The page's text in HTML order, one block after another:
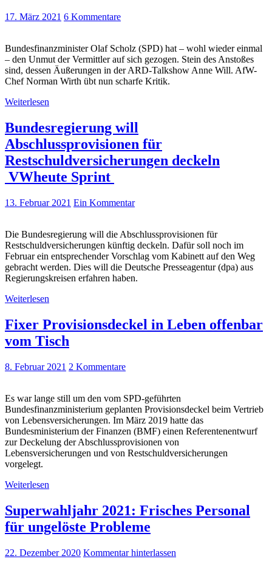
17. März 2021 6 Kommentare
Bundesfinanzminister Olaf Scholz (SPD) hat – wohl wieder einmal
– den Unmut der Vermittler auf sich gezogen. Stein des Anstoßes
sind, dessen Äußerungen in der ARD-Talkshow Anne Will. AfW-
Chef Norman Wirth übt nun scharfe Kritik.
Weiterlesen
Bundesregierung will
Abschlussprovisionen für
Restschuldversicherungen deckeln
VWheute Sprint
13. Februar 2021 Ein Kommentar
Die Bundesregierung will die Abschlussprovisionen für
Restschuldversicherungen künftig deckeln. Dafür soll noch im
Februar ein entsprechender Vorschlag vom Kabinett auf den Weg
gebracht werden. Dies will die Deutsche Presseagentur (dpa) aus
Regierungskreisen erfahren haben.
Weiterlesen
Fixer Provisionsdeckel in Leben offenbar
vom Tisch
8. Februar 2021 2 Kommentare
Es war lange still um den vom SPD-geführten
Bundesfinanzministerium geplanten Provisionsdeckel beim Vertrieb
von Lebensversicherungen. Im März 2019 hatte das
Bundesministerium der Finanzen (BMF) einen Referentenentwurf
zur Deckelung der Abschlussprovisionen von
Lebensversicherungen und von Restschuldversicherungen
vorgelegt.
Weiterlesen
Superwahljahr 2021: Frisches Personal
für ungelöste Probleme
22. Dezember 2020 Kommentar hinterlassen